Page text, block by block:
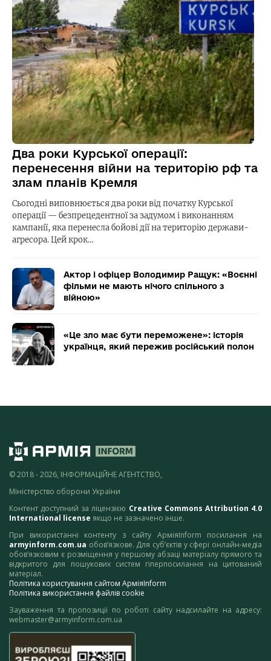
Два роки Курської операції:
перенесення війни на територію рф та
злам планів Кремля
Сьогодні виповнюється два роки від початку Курської
операції — безпрецедентної за задумом і виконанням
кампанії, яка перенесла бойові дії на територію держави-
агресора. Цей крок…
Актор і офіцер Володимир Ращук: «Воєнні
фільми не мають нічого спільного з
війною»
«Це зло має бути переможене»: історія
українця, який пережив російський полон
© 2018 - 2026, ІНФОРМАЦІЙНЕ АГЕНТСТВО,
Міністерство оборони України
Контент доступний за ліцензією Creative Commons Attribution 4.0
International license якщо не зазначено інше.
При використанні контенту з сайту АрміяInform посилання на
armyinform.com.ua обов’язкове. Для суб’єктів у сфері онлайн-медіа
обов’язковим є розміщення у першому абзаці матеріалу прямого та
відкритого для пошукових систем гіперпосилання на цитований
матеріал.
Політика користування сайтом АрміяInform
Політика використання файлів cookie
Зауваження та пропозиції по роботі сайту надсилайте на адресу:
webmaster@armyinform.com.ua